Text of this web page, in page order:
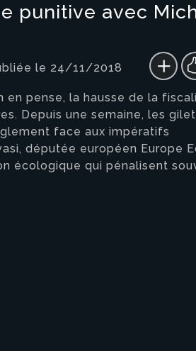
punitive avec
le 24/11/2018
en pense, la hausse de la
Depuis une semaine, les
face aux impératifs
députée européen Europe
écologique qui pénalisent